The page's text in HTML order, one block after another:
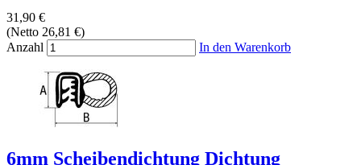
31,90 €
(Netto 26,81 €)
Anzahl
In den Warenkorb
6mm Scheibendichtung Dichtung